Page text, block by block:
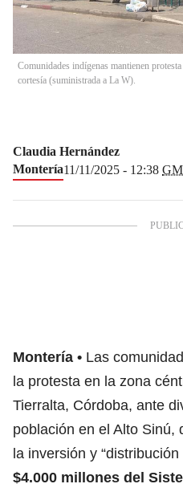
Comunidades indígenas mantienen
cortesía (suministrada a La W).
Claudia Hernández
Montería11/11/2025 - 12:38
Montería
Las
la protesta en la zona
Tierralta, Córdoba, ante
población en el Alto Sinú,
la inversión y
$4.000 millones del